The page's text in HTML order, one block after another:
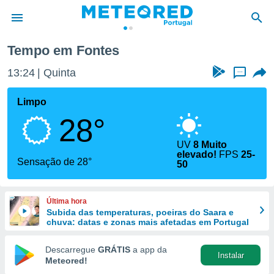
da
foi
fornecidas
a este
das
e
forma
digital
Tempo em Fontes
13:24 Quinta ...
Limpo
28°
Sensação de 28°
UV8 Muito
elevado! FPS25-
50
Última hora
Subida das temperaturas, poeiras do Saara e
chuva: datas e zonas mais afetadas em Portugal
Descarregue GRÁTIS a app da
Meteored!
Instalar